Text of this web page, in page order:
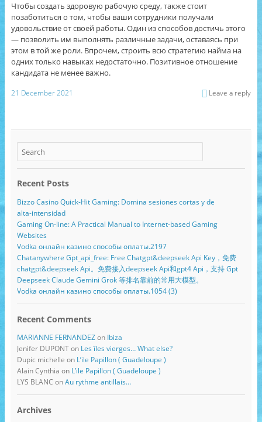
Чтобы создать здоровую рабочую среду, также стоит
позаботиться о том, чтобы ваши сотрудники получали
удовольствие от своей работы. Один из способов достичь этого
— позволить им выполнять различные задачи, оставаясь при
этом в той же роли. Впрочем, строить всю стратегию найма на
одних только навыках недостаточно. Позитивное отношение
кандидата не менее важно.
21 December 2021 Leave a reply
Recent Posts
Bizzo Casino Quick‑Hit Gaming: Domina sesiones cortas y de
alta‑intensidad
Gaming On-line: A Practical Manual to Internet-based Gaming
Websites
Vodka онлайн казино способы оплаты.2197
Chatanywhere Gpt_api_free: Free Chatgpt&deepseek Api Key，免费
chatgpt&deepseek Api。免费接入deepseek Api和gpt4 Api，支持 Gpt
Deepseek Claude Gemini Grok 等排名靠前的常用大模型。
Vodka онлайн казино способы оплаты.1054 (3)
Recent Comments
MARIANNE FERNANDEZon Ibiza
Jenifer DUPONTon Les îles vierges… What else?
Dupic michelle on L’ile Papillon ( Guadeloupe )
Alain Cynthia on L’ile Papillon ( Guadeloupe )
LYS BLANC onAu rythme antillais…
Archives